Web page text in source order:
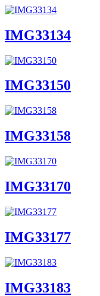
IMG33134
IMG33150
IMG33158
IMG33170
IMG33177
IMG33183